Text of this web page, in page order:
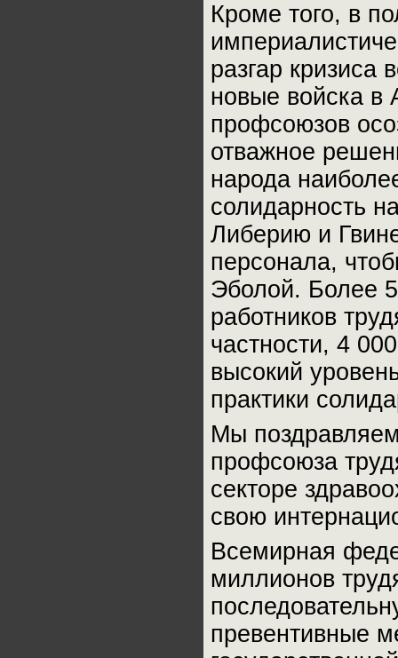
Кроме того, в
разгар кризиса
новые войска
профсоюзов
отважное
народа
солидарность
Либерию и
персонала,
Эболой. Более
работников
частности, 4
высокий
практики
Мы
профсоюза
секторе
свою
Всемирная
миллионов
превентивные